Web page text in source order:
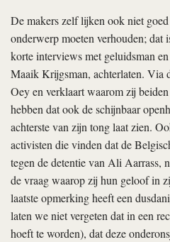
De makers zelf lijken ook niet
onderwerp moeten verhouden; dat
korte interviews met geluidsman
Maaik Krijgsman, achterlaten. Via
Oey en verklaart waarom zij
hebben dat ook de schijnbaar
achterste van zijn tong laat zien.
activisten die vinden dat de
tegen de detentie van Ali Aarrass,
de vraag waarop zij hun geloof in
laatste opmerking heeft een
laten we niet vergeten dat in een
hoeft te worden), dat deze